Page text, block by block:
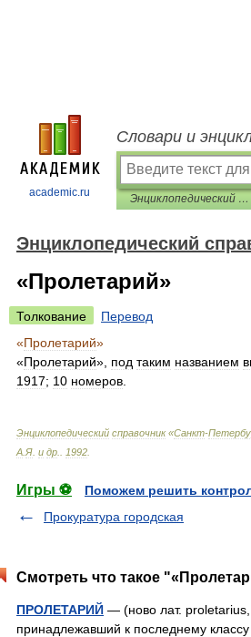
academic.ru
Словари и
Энциклопедический справочник «Санкт-Петербург»
Энциклопедический
«Пролетарий»
Толкование
Перевод
«Пролетарий»
«Пролетарий», под таким названием
1917; 10 номеров
Энциклопедический справочник«Санкт-
А Я и др 1992
Игры ⚽
Поможем решить
Прокуратура городская
Смотреть что такое
ПРОЛЕТАРИЙ — (ново лат.
принадлежавший к последнему классу